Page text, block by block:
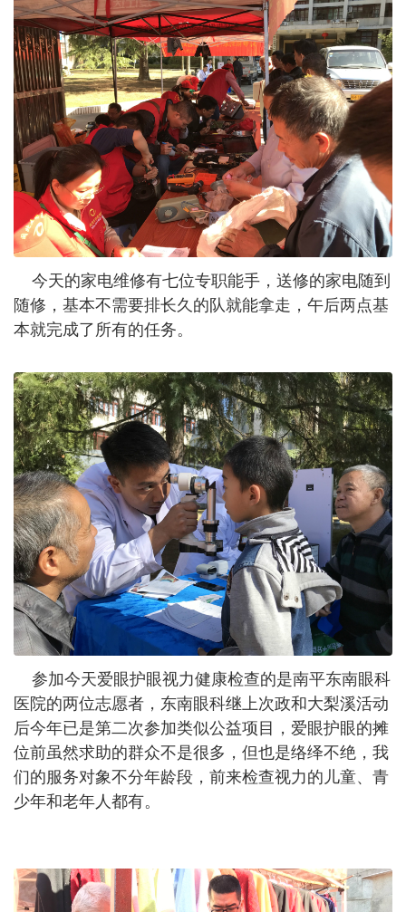
今天的家电维修有七位专职能手，送修的家电随到
随修，基本不需要排长久的队就能拿走，午后两点基
本就完成了所有的任务。
参加今天爱眼护眼视力健康检查的是南平东南眼科
医院的两位志愿者，东南眼科继上次政和大梨溪活动
后今年已是第二次参加类似公益项目，爱眼护眼的摊
位前虽然求助的群众不是很多，但也是络绎不绝，我
们的服务对象不分年龄段，前来检查视力的儿童、青
少年和老年人都有。